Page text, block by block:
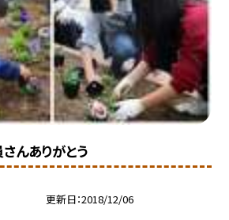
んありがとう
更新日 2018/12/06